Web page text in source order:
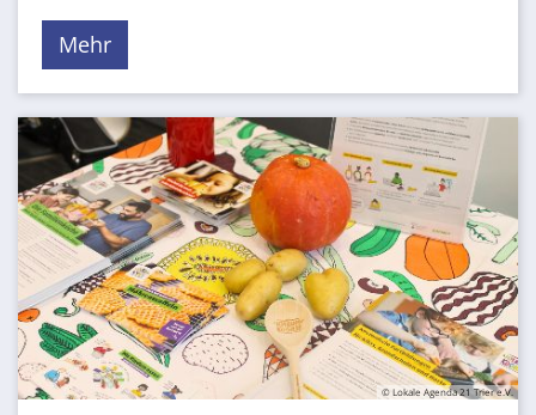
Mehr
© Lokale Agenda 21 Trier e.V.